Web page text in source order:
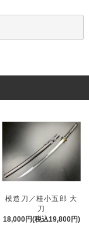
模造刀／桂小五郎 大
刀
18,000円(税込19,800円)